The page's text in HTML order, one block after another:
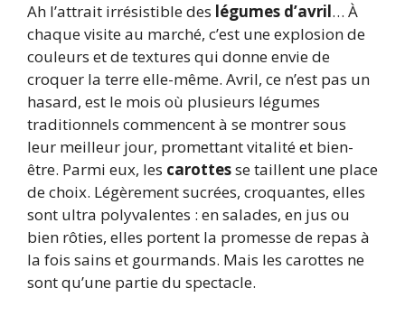
Ah l’attrait irrésistible des légumes d’avril… À
chaque visite au marché, c’est une explosion de
couleurs et de textures qui donne envie de
croquer la terre elle-même. Avril, ce n’est pas un
hasard, est le mois où plusieurs légumes
traditionnels commencent à se montrer sous
leur meilleur jour, promettant vitalité et bien-
être. Parmi eux, les carottesse taillent une place
de choix. Légèrement sucrées, croquantes, elles
sont ultra polyvalentes : en salades, en jus ou
bien rôties, elles portent la promesse de repas à
la fois sains et gourmands. Mais les carottes ne
sont qu’une partie du spectacle.